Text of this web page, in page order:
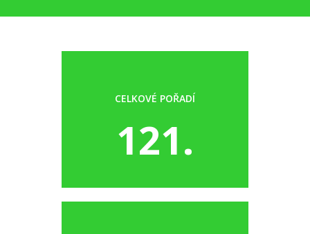
CELKOVÉ POŘADÍ
121.